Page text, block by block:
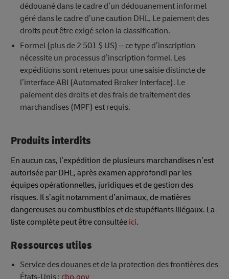
dédouané dans le cadre d’un dédouanement informel
géré dans le cadre d’une caution DHL. Le paiement des
droits peut être exigé selon la classification.
Formel (plus de 2 501 $ US) – ce type d’inscription
nécessite un processus d’inscription formel. Les
expéditions sont retenues pour une saisie distincte de
l’interface ABI (Automated Broker Interface). Le
paiement des droits et des frais de traitement des
marchandises (MPF) est requis.
Produits interdits
En aucun cas, l’expédition de plusieurs marchandises n’est
autorisée par DHL, après examen approfondi par les
équipes opérationnelles, juridiques et de gestion des
risques. Il s’agit notamment d’animaux, de matières
dangereuses ou combustibles et de stupéfiants illégaux. La
liste complète peut être consultée ici.
Ressources utiles
Service des douanes et de la protection des frontières des